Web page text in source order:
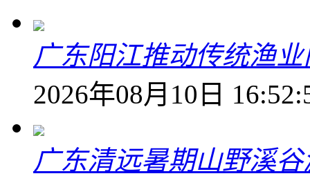
广东阳江推动传统渔
2026年08月10日
广东清远暑期山野溪